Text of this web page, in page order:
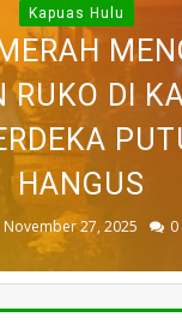
SEI
July 05, 2026 0
Kapuas Hulu
RUKO DI
HANGUS
November 27, 2025 0
BADAU
BANTUAN
March 26, 2025 0
TOKO
LUDES
API
March 13, 2025 0
H
MASSA
February 18, 2025 0